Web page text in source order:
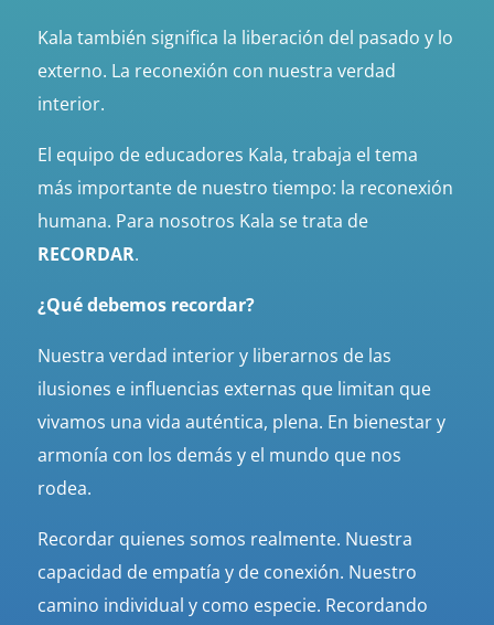
Kala también significa la liberación del pasado y lo
externo. La reconexión con nuestra verdad
interior.
El equipo de educadores Kala, trabaja el tema
más importante de nuestro tiempo: la reconexión
humana. Para nosotros Kala se trata de
RECORDAR.
¿Qué debemos recordar?
Nuestra verdad interior y liberarnos de las
ilusiones e influencias externas que limitan que
vivamos una vida auténtica, plena. En bienestar y
armonía con los demás y el mundo que nos
rodea.
Recordar quienes somos realmente. Nuestra
capacidad de empatía y de conexión. Nuestro
camino individual y como especie. Recordando